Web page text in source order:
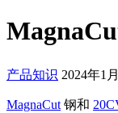
产品知识 2024年1
MagnaCut 钢和